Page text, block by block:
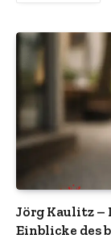
Jörg Kaulitz –
Einblicke des